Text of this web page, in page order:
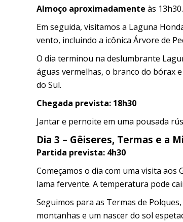
Almoço aproximadamente às 13h30.
Em seguida, visitamos a Laguna
vento, incluindo a icônica Árvore de
O dia terminou na deslumbrante
águas vermelhas, o branco do bórax
do Sul.
Chegada prevista: 18h30
Jantar e pernoite em uma pousada
Dia 3 – Gêiseres, Termas e a
Partida prevista: 4h30
Começamos o dia com uma visita
lama fervente. A temperatura pode
Seguimos para as Termas de
montanhas e um nascer do sol